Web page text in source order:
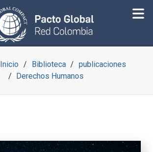
Inicio Biblioteca
publicaciones
Derechos Humanos